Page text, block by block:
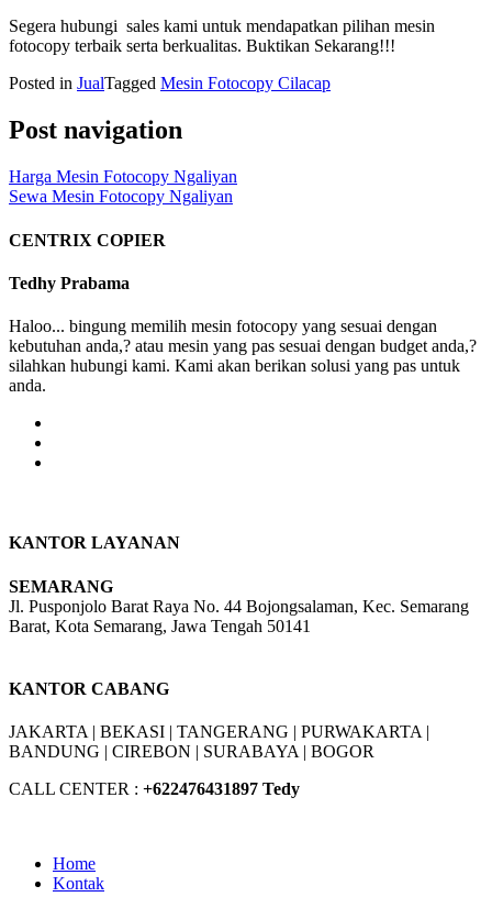
Segera hubungi sales kami untuk mendapatkan pilihan mesin
fotocopy terbaik serta berkualitas. Buktikan Sekarang!!!
Posted in JualTagged Mesin Fotocopy Cilacap
Post navigation
Harga Mesin Fotocopy Ngaliyan
Sewa Mesin Fotocopy Ngaliyan
CENTRIX COPIER
Tedhy Prabama
Haloo... bingung memilih mesin fotocopy yang sesuai dengan
kebutuhan anda,? atau mesin yang pas sesuai dengan budget anda,?
silahkan hubungi kami. Kami akan berikan solusi yang pas untuk
anda.
KANTOR LAYANAN
SEMARANG
Jl. Pusponjolo Barat Raya No. 44 Bojongsalaman, Kec. Semarang
Barat, Kota Semarang, Jawa Tengah 50141
KANTOR CABANG
JAKARTA | BEKASI | TANGERANG | PURWAKARTA |
BANDUNG | CIREBON | SURABAYA | BOGOR
CALL CENTER : +622476431897 Tedy
Home
Kontak